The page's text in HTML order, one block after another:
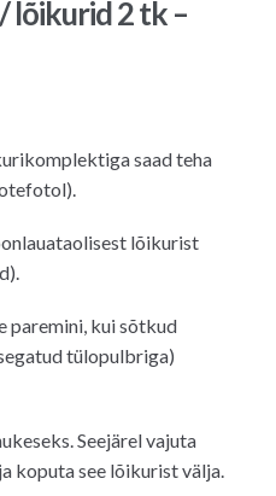
lõikurid 2 tk –
saad teha
lõikurist
kui sõtkud
tülopulbriga)
Seejärel vajuta
koputa see lõikurist välja.